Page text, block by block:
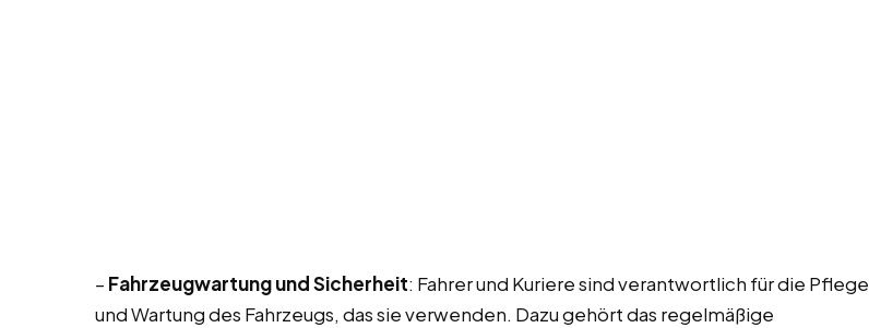
– Fahrzeugwartung und Sicherheit: Fahrer und Kuriere sind verantwortlich für die Pflege
und Wartung des Fahrzeugs, das sie verwenden. Dazu gehört das regelmäßige